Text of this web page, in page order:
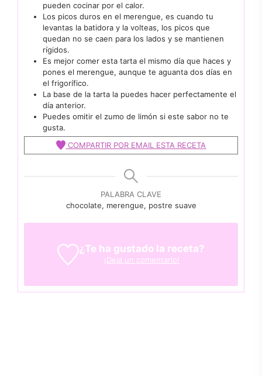
pueden cocinar por el calor.
Los picos duros en el merengue, es cuando tu
levantas la batidora y la volteas, los picos que
quedan no se caen para los lados y se mantienen
rígidos.
Es mejor comer esta tarta el mismo día que haces y
pones el merengue, aunque te aguanta dos días en
el frigorífico.
La base de la tarta la puedes hacer perfectamente el
día anterior.
Puedes omitir el zumo de limón si este sabor no te
gusta.
COMPARTIR POR EMAIL ESTA RECETA
PALABRA CLAVE
chocolate, merengue, postre suave
¿Te ha gustado la receta?
¡Deja un comentario!